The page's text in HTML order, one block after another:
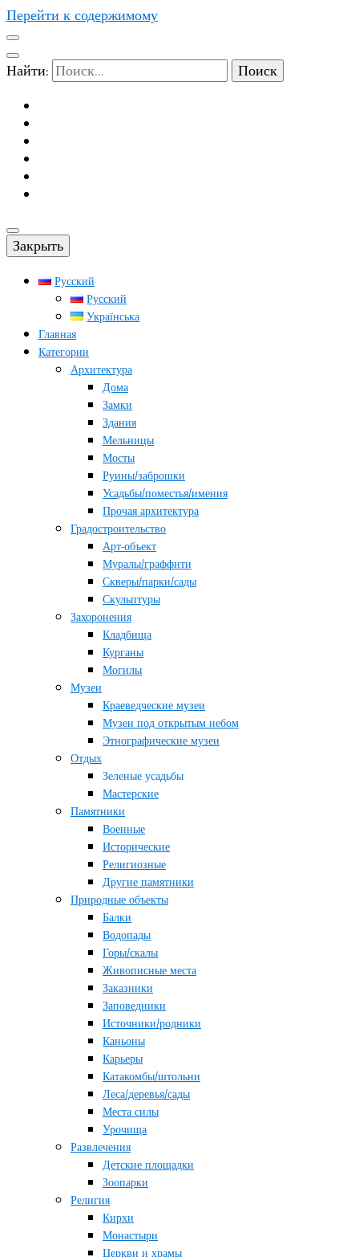
Перейти к содержимому
Найти:
Закрыть
Русский
Русский
Українська
Главная
Категории
Архитектура
Дома
Замки
Здания
Мельницы
Мосты
Руины/заброшки
Усадьбы/поместья/имения
Прочая архитектура
Градостроительство
Арт-объект
Муралы/граффити
Скверы/парки/сады
Скульптуры
Захоронения
Кладбища
Курганы
Могилы
Музеи
Краеведческие музеи
Музеи под открытым небом
Этнографические музеи
Отдых
Зеленые усадьбы
Мастерские
Памятники
Военные
Исторические
Религиозные
Другие памятники
Природные объекты
Балки
Водопады
Горы/скалы
Живописные места
Заказники
Заповедники
Источники/родники
Каньоны
Карьеры
Катакомбы/штольни
Леса/деревья/сады
Места силы
Урочища
Развлечения
Детские площадки
Зоопарки
Религия
Кирхи
Монастыри
Церкви и храмы